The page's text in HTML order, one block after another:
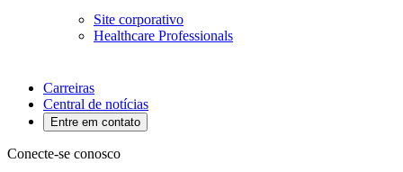
Site corporativo
Healthcare Professionals
Carreiras
Central de notícias
Entre em contato
Conecte-se conosco